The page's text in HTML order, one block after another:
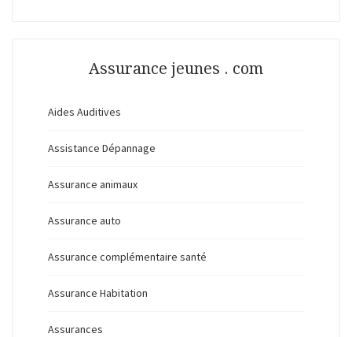
Assurance jeunes . com
Aides Auditives
Assistance Dépannage
Assurance animaux
Assurance auto
Assurance complémentaire santé
Assurance Habitation
Assurances